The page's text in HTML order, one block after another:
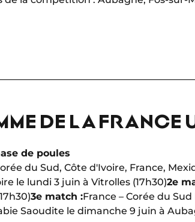
DE LA FRANCE
de poules
du Sud, Côte d'Ivoire, France,
le lundi 3 juin à Vitrolles (17h30)2e
3e match :France – Corée du
Saoudite le dimanche 9 juin à